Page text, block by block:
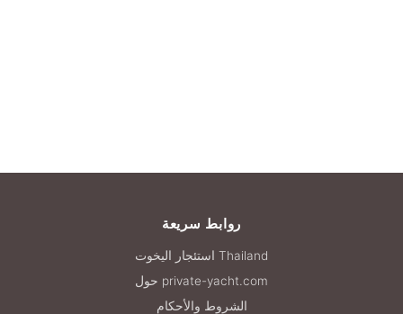
روابط سريعة
استئجار اليخوت Thailand
حول private-yacht.com
الشروط والأحكام